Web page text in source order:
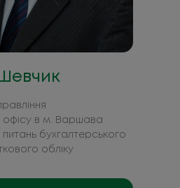
офісу в м. Варшава
питань бухгалтерського
обліку